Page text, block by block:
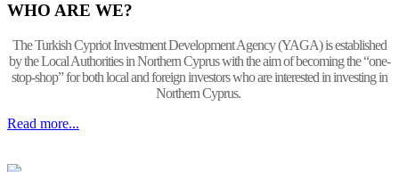
WHO ARE WE?
The Turkish Cypriot Investment Development Agency (YAGA) is established
by the Local Authorities in Northern Cyprus with the aim of becoming the “one-
stop-shop” for both local and foreign investors who are interested in investing in
Northern Cyprus.
Read more...